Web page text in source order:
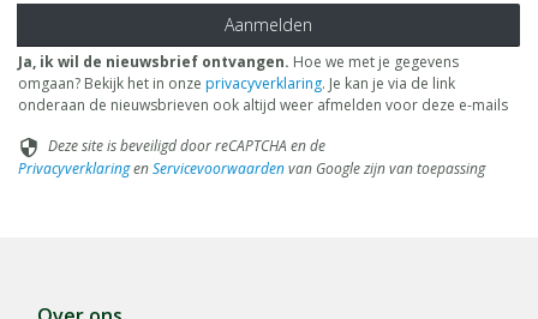
Aanmelden
Ja, ik wil de nieuwsbrief ontvangen. Hoe we met je gegevens
omgaan? Bekijk het in onze privacyverklaring. Je kan je via de link
onderaan de nieuwsbrieven ook altijd weer afmelden voor deze e-mails
security Deze site is beveiligd door reCAPTCHA en de
PrivacyverklaringenServicevoorwaardenvan Google zijn van toepassing